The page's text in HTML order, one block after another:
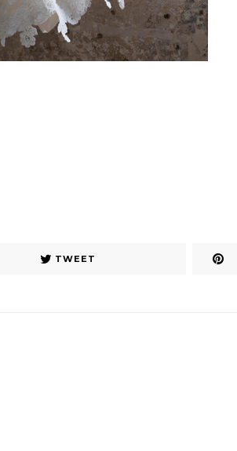
TWEET